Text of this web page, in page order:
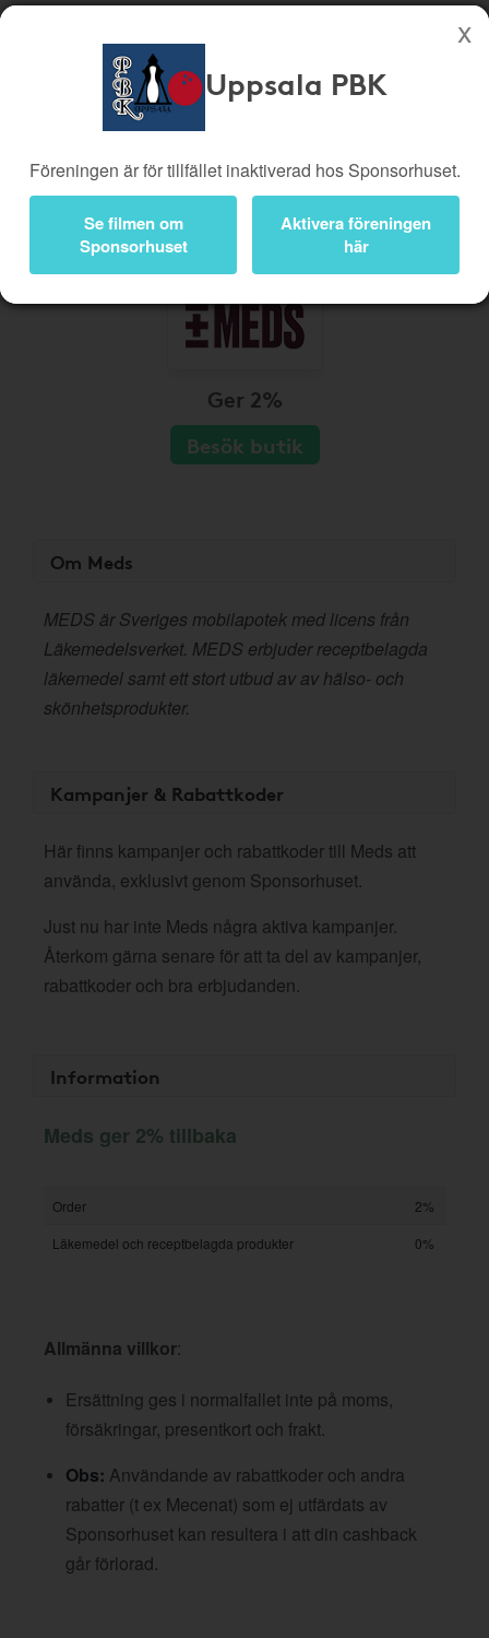
Köp genom denna sida stöttar Uppsala PBK
Butiker
Presentkort
Kampanjer
Bli medlem
Logga in
Uppsala PBK
Föreningen är för tillfället inaktiverad hos Sponsorhuset.
Se filmen om
Sponsorhuset
Aktivera föreningen
här
Ger 2%
Besök butik
Om Meds
MEDS är Sveriges mobilapotek med licens från
Läkemedelsverket. MEDS erbjuder receptbelagda
läkemedel samt ett stort utbud av av hälso- och
skönhetsprodukter.
Kampanjer & Rabattkoder
Här finns kampanjer och rabattkoder till Meds att
använda, exklusivt genom Sponsorhuset.
Just nu har inte Meds några aktiva kampanjer.
Återkom gärna senare för att ta del av kampanjer,
rabattkoder och bra erbjudanden.
Information
Meds ger 2% tillbaka
Order
2%
Läkemedel och receptbelagda produkter
0%
Allmänna villkor:
Ersättning ges i normalfallet inte på moms,
försäkringar, presentkort och frakt.
Obs: Användande av rabattkoder och andra
rabatter (t ex Mecenat) som ej utfärdats av
Sponsorhuset kan resultera i att din cashback
går förlorad.